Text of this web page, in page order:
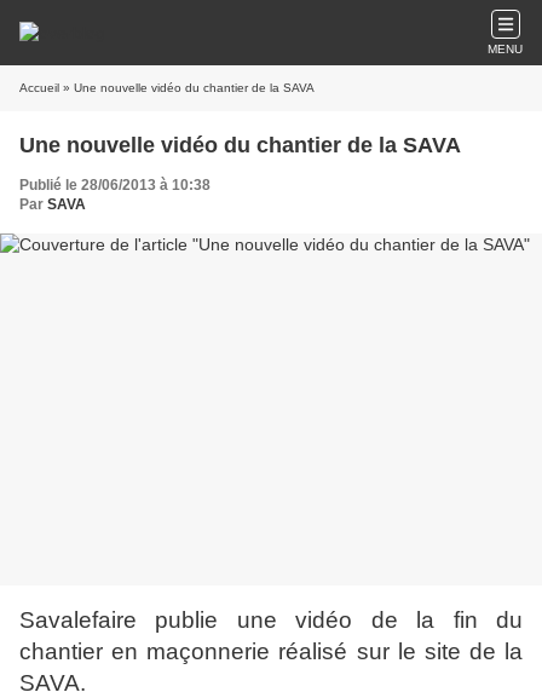
MENU
Accueil » Une nouvelle vidéo du chantier de la SAVA
Une nouvelle vidéo du chantier de la SAVA
Publié le 28/06/2013 à 10:38
Par SAVA
Savalefaire publie une vidéo de la fin du
chantier en maçonnerie réalisé sur le site de la
SAVA.